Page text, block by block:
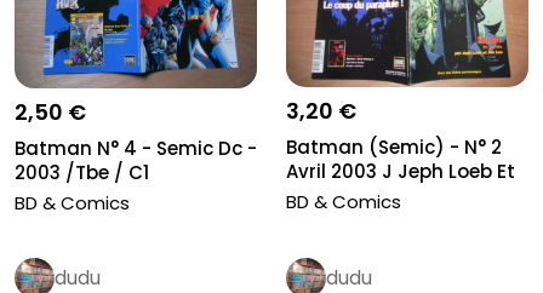
2,50 €
Batman N° 4 - Semic Dc -
2003 /Tbe / C1
BD & Comics
3,20 €
Batman (Semic) - N° 2
Avril 2003 J Jeph Loeb Et
Ji...
BD & Comics
dudu dudu